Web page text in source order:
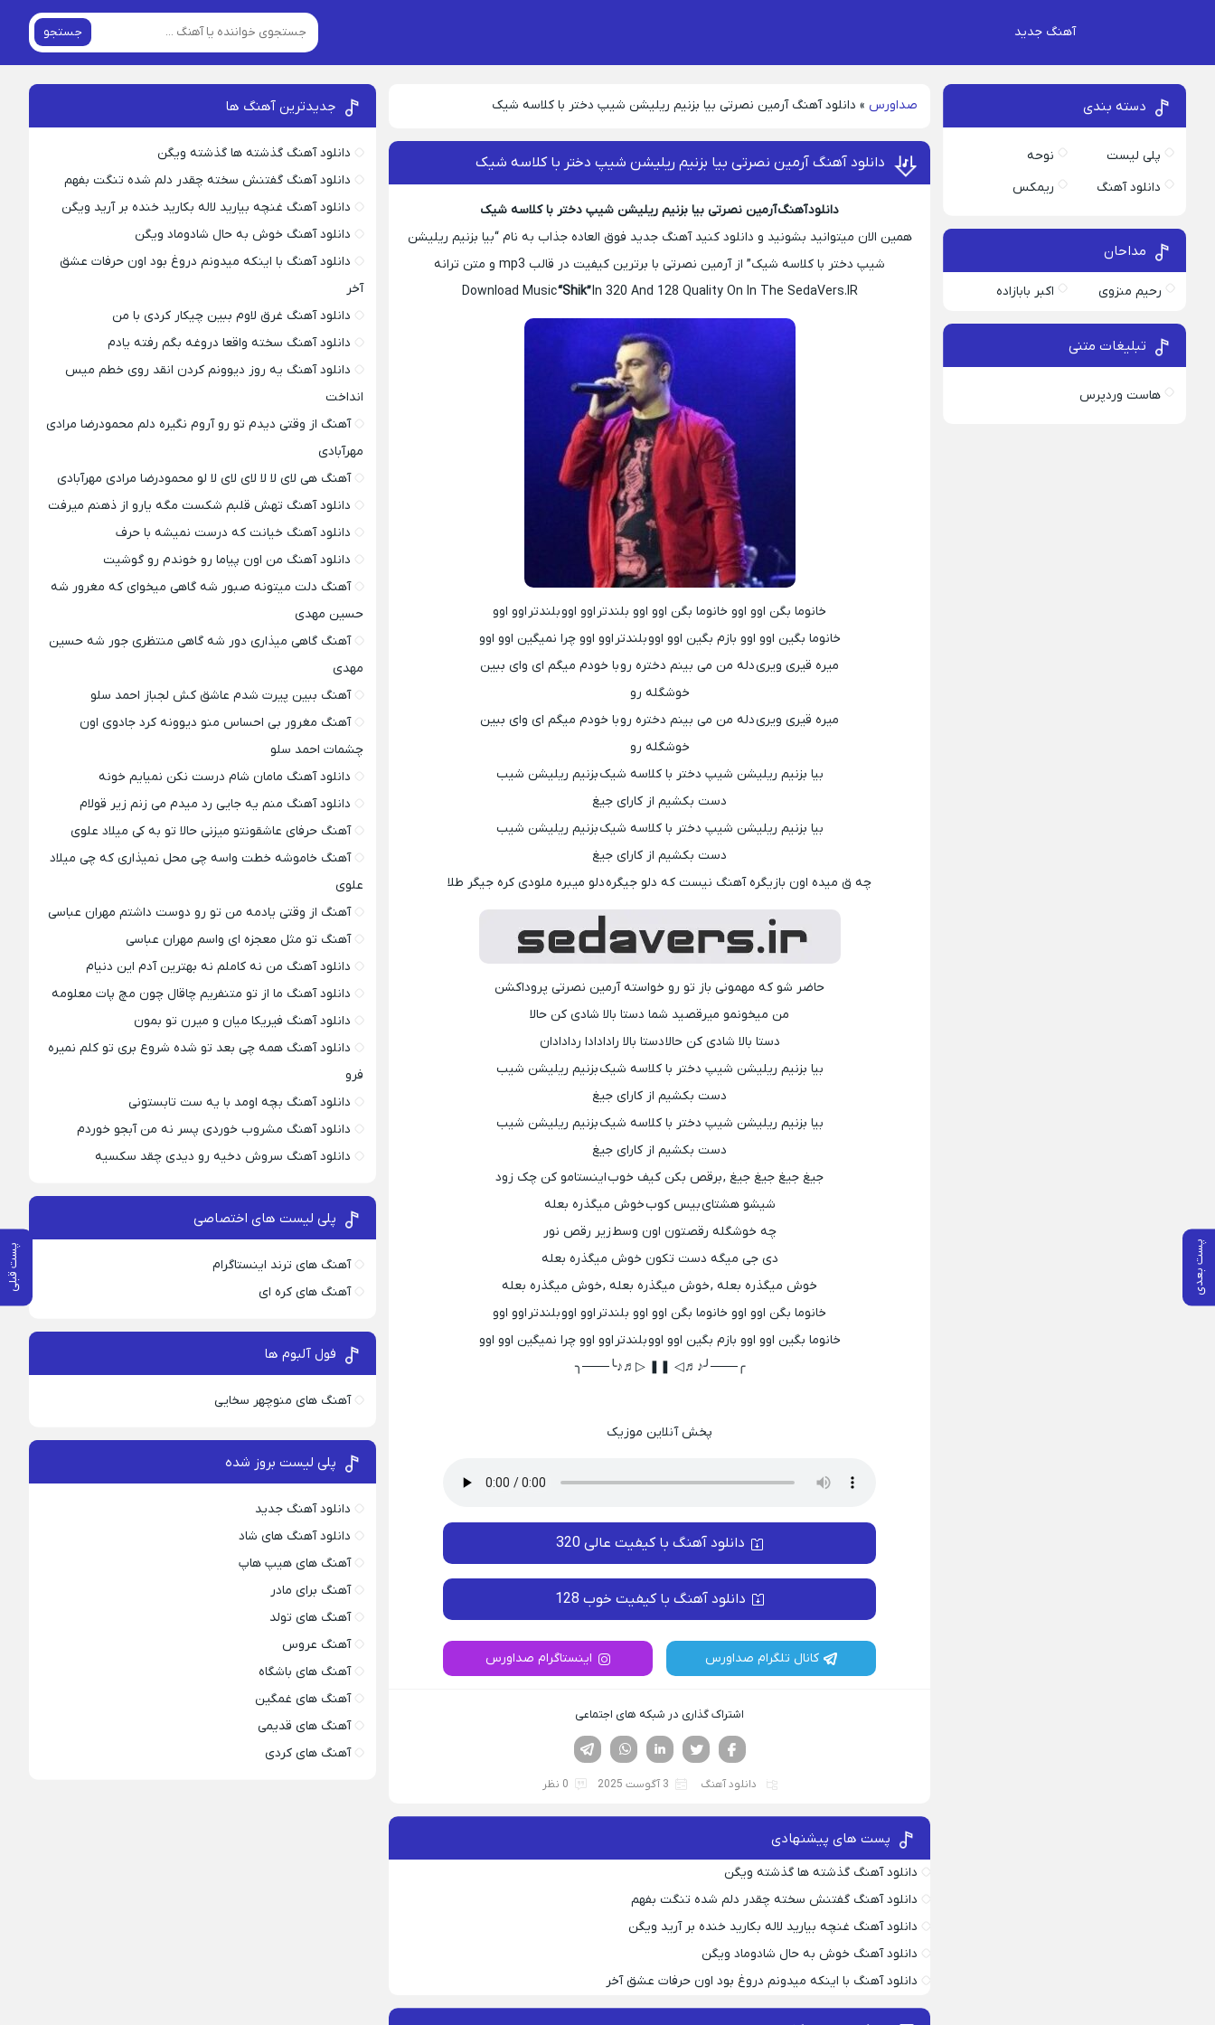
آهنگ جدید جستجو
صداورس » دانلود آهنگ آرمین نصرتی بیا بزنیم ریلیشن شیپ دختر با کلاسه شیک
پست بعدی پست قبلی
دانلود آهنگ آرمین نصرتی بیا بزنیم ریلیشن شیپ دختر با کلاسه شیک
دانلود آهنگ آرمین نصرتی بیا بزنیم ریلیشن شیپ دختر با کلاسه شیک
همین الان میتوانید بشونید و دانلود کنید آهنگ جدید فوق العاده جذاب به نام “بیا بزنیم ریلیشن
شیپ دختر با کلاسه شیک” از آرمین نصرتی با برترین کیفیت در قالب mp3 و متن ترانه
Download Music“Shik”In 320 And 128 Quality On In The SedaVers.IR
خانوما بگن اوو اوو خانوما بگن اوو اوو بلندتر اوو اوو بلندتر اوو اوو
خانوما بگین اوو اوو بازم بگین اوو اوو بلندتر اوو اوو چرا نمیگین اوو اوو
میره قیری ویری دله من می بینم دختره رو با خودم میگم ای وای ببین
خوشگله رو
میره قیری ویری دله من می بینم دختره رو با خودم میگم ای وای ببین
خوشگله رو
بیا بزنیم ریلیشن شیپ دختر با کلاسه شیک بزنیم ریلیشن شیب
دست بکشیم از کارای جیغ
بیا بزنیم ریلیشن شیپ دختر با کلاسه شیک بزنیم ریلیشن شیب
دست بکشیم از کارای جیغ
چه ق میده اون بازیگره آهنگ نیست که دلو جیگره دلو میبره ملودی کره جیگر طلا
حاضر شو که مهمونی باز تو رو خواسته آرمین نصرتی پروداکشن
من میخونمو میرقصید شما دستا بالا شادی کن حالا
دستا بالا شادی کن حالا دستا بالا رادادادا ردادادان
بیا بزنیم ریلیشن شیپ دختر با کلاسه شیک بزنیم ریلیشن شیب
دست بکشیم از کارای جیغ
بیا بزنیم ریلیشن شیپ دختر با کلاسه شیک بزنیم ریلیشن شیب
دست بکشیم از کارای جیغ
جیغ جیغ جیغ جیغ , برقص بکن کیف خوب اینستامو کن چک زود
شیشو هشتای بیس کوب خوش میگذره بعله
چه خوشگله رقصتون اون وسط زیر رقص نور
دی جی میگه دست تکون خوش میگذره بعله
خوش میگذره بعله , خوش میگذره بعله , خوش میگذره بعله
خانوما بگن اوو اوو خانوما بگن اوو اوو بلندتر اوو اوو بلندتر اوو اوو
خانوما بگین اوو اوو بازم بگین اوو اوو بلندتر اوو اوو چرا نمیگین اوو اوو
╭───╯♪♬◁ ❚❚ ▷♬♪╰───╮
پخش آنلاین موزیک
دانلود آهنگ با کیفیت عالی 320
دانلود آهنگ با کیفیت خوب 128
کانال تلگرام صداورس اینستاگرام صداورس
اشتراک گذاری در شبکه های اجتماعی
لینکدین تویتر
فیسوک
دانلود آهنگ 3 آگوست 2025 0 نظر
پست های پیشنهادی
دانلود آهنگ گذشته ها گذشته ویگن
دانلود آهنگ گفتنش سخته چقدر دلم شده تنگت بفهم
دانلود آهنگ غنچه بیارید لاله بکارید خنده بر آرید ویگن
دانلود آهنگ خوش به حال شادوماد ویگن
دانلود آهنگ با اینکه میدونم دروغ بود اون حرفات عشق آخر
دسته بندی
پلی لیست
نوحه
دانلود آهنگ
ریمکس
مداحان
رحیم منزوی اکبر بابازاده
تبلیغات متنی
هاست وردپرس
جدیدترین آهنگ ها
دانلود آهنگ گذشته ها گذشته ویگن
دانلود آهنگ گفتنش سخته چقدر دلم شده تنگت بفهم
دانلود آهنگ غنچه بیارید لاله بکارید خنده بر آرید ویگن
دانلود آهنگ خوش به حال شادوماد ویگن
دانلود آهنگ با اینکه میدونم دروغ بود اون حرفات عشق
آخر
دانلود آهنگ غرق لاوم ببین چیکار کردی با من
دانلود آهنگ سخته واقعا دروغه بگم رفته یادم
دانلود آهنگ یه روز دیوونم کردن انقد روی خطم میس
انداخت
آهنگ از وقتی دیدم تو رو آروم نگیره دلم محمودرضا مرادی
مهرآبادی
آهنگ هی لای لا لا لای لای لا لو محمودرضا مرادی مهرآبادی
دانلود آهنگ تهش قلبم شکست مگه یارو از ذهنم میرفت
دانلود آهنگ خیانت که درست نمیشه با حرف
دانلود آهنگ من اون پیاما رو خوندم رو گوشیت
آهنگ دلت میتونه صبور شه گاهی میخوای که مغرور شه
حسین مهدی
آهنگ گاهی میذاری دور شه گاهی منتظری جور شه حسین
مهدی
آهنگ ببین پیرت شدم عاشق کش لجباز احمد سلو
آهنگ مغرور بی احساس منو دیوونه کرد جادوی اون
چشمات احمد سلو
دانلود آهنگ مامان شام درست نکن نمیایم خونه
دانلود آهنگ منم یه جایی رد میدم می زنم زیر قولام
آهنگ حرفای عاشقونتو میزنی حالا تو به کی میلاد علوی
آهنگ خاموشه خطت واسه چی محل نمیذاری که چی میلاد
علوی
آهنگ از وقتی یادمه من تو رو دوست داشتم مهران عباسی
آهنگ تو مثل معجزه ای واسم مهران عباسی
دانلود آهنگ من نه کاملم نه بهترین آدم این دنیام
دانلود آهنگ ما از تو متنفریم چاقال چون مچ پات معلومه
دانلود آهنگ فیریکا میان و میرن تو بمون
دانلود آهنگ همه چی بعد تو شده شروع بری تو کلم نمیره
فرو
دانلود آهنگ بچه اومد با یه ست تابستونی
دانلود آهنگ مشروب خوردی پسر نه من آبجو خوردم
دانلود آهنگ سروش دخیه رو دیدی چقد سکسیه
پلی لیست های اختصاصی
آهنگ های ترند اینستاگرام
آهنگ های کره ای
فول آلبوم ها
آهنگ های منوچهر سخایی
پلی لیست بروز شده
دانلود آهنگ جدید
دانلود آهنگ های شاد
آهنگ های هیپ هاپ
آهنگ برای مادر
آهنگ های تولد
آهنگ عروس
آهنگ های باشگاه
آهنگ های غمگین
آهنگ های قدیمی
آهنگ های کردی